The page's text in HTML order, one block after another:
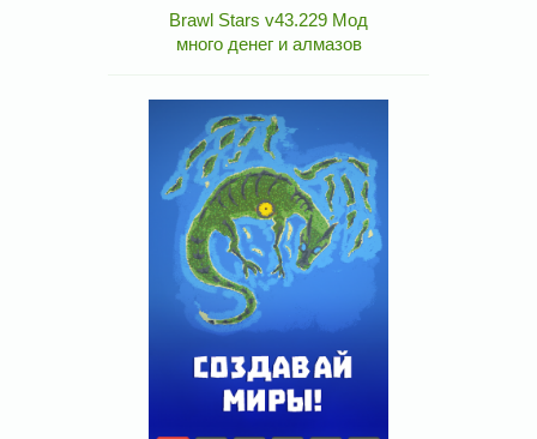
Brawl Stars v43.229 Мод
много денег и алмазов